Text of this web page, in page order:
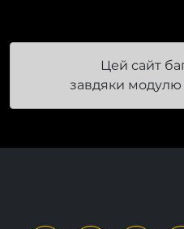
Цей сайт
завдяки модулю